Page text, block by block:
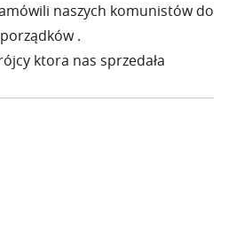
naszych komunistów do
.
ktora nas sprzedała